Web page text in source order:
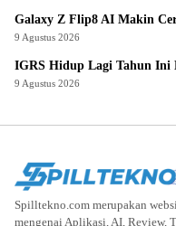
Galaxy Z Flip8 AI Makin
9 Agustus 2026
IGRS Hidup Lagi Tahun Ini
9 Agustus 2026
Spilltekno.com merupakan
mengenai Aplikasi, AI, Review,